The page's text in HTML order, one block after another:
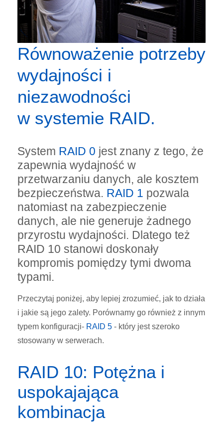
Równoważenie potrzeby
wydajności i
niezawodności
w systemie RAID.
System RAID 0 jest znany z tego, że
zapewnia wydajność w
przetwarzaniu danych, ale kosztem
bezpieczeństwa. RAID 1 pozwala
natomiast na zabezpieczenie
danych, ale nie generuje żadnego
przyrostu wydajności. Dlatego też
RAID 10 stanowi doskonały
kompromis pomiędzy tymi dwoma
typami.
Przeczytaj poniżej, aby lepiej zrozumieć, jak to działa
i jakie są jego zalety. Porównamy go również z innym
typem konfiguracji- RAID 5 - który jest szeroko
stosowany w serwerach.
RAID 10: Potężna i
uspokajająca
kombinacja